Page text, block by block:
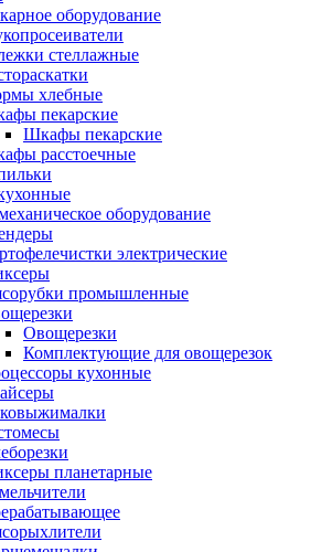
оборудование
стеллажные
хлебные
пекарские
Шкафы пекарские
расстоечные
оборудование
электрические
промышленные
Овощерезки
Комплектующие для овощерезок
кухонные
планетарные